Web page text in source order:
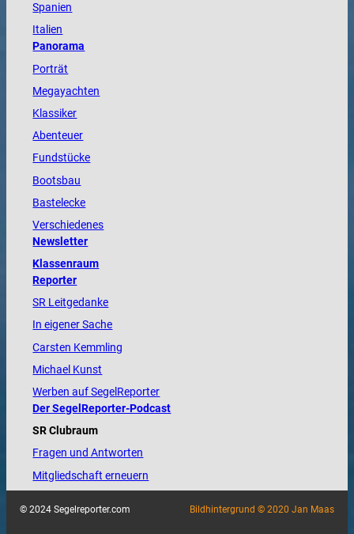
Spanien
Italien
Panorama
Porträt
Megayachten
Klassiker
Abenteuer
Fundstücke
Bootsbau
Bastelecke
Verschiedenes
Newsletter
Klassenraum
Reporter
SR Leitgedanke
In eigener Sache
Carsten Kemmling
Michael Kunst
Werben auf SegelReporter
Der SegelReporter-Podcast
SR Clubraum
Fragen und Antworten
Mitgliedschaft erneuern
© 2024 Segelreporter.com Bildhintergrund © 2020 Jan Maas